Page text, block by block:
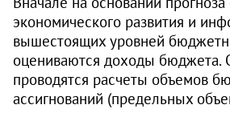
экономического развития и
вышестоящих уровней
оцениваются доходы бюджета.
проводятся расчеты объемов
ассигнований (предельных